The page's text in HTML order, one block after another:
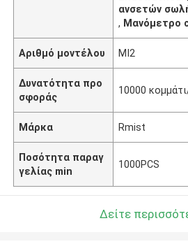
ανσετών
, Μανόμετρο
Αριθμό μοντέλου MI2
Δυνατότητα προ
σφοράς
10000
Μάρκα Rmist
Ποσότητα παραγ
γελίας min
1000PCS
Δείτε